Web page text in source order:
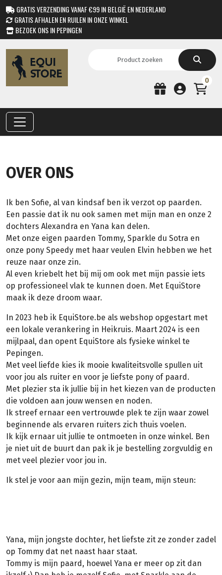
GRATIS VERZENDING VANAF €99 IN BELGIË EN NEDERLAND
GRATIS AFHALEN EN RUILEN IN ONZE WINKEL
BEZOEK ONS IN PEPINGEN
0
OVER ONS
Ik ben Sofie, al van kindsaf ben ik verzot op paarden.
Een passie dat ik nu ook samen met mijn man en onze 2
dochters Alexandra en Yana kan delen.
Met onze eigen paarden Tommy, Sparkle du Sotra en
onze pony Speedy met haar veulen Elvin hebben we het
reuze naar onze zin.
Al even kriebelt het bij mij om ook met mijn passie iets
op professioneel vlak te kunnen doen. Met EquiStore
maak ik deze droom waar.
In 2023 heb ik EquiStore.be als webshop opgestart met
een lokale verankering in Heikruis. Maart 2024 is een
mijlpaal, dan opent EquiStore als fysieke winkel te
Pepingen.
Met veel liefde kies ik mooie kwaliteitsvolle spullen uit
voor jou als ruiter en voor je liefste pony of paard.
Met plezier sta ik jullie bij in het kiezen van de producten
die voldoen aan jouw wensen en noden.
Ik streef ernaar een vertrouwde plek te zijn waar zowel
beginnende als ervaren ruiters zich thuis voelen.
Ik kijk ernaar uit jullie te ontmoeten in onze winkel. Ben
je niet uit de buurt dan pak ik je bestelling zorgvuldig en
met veel plezier voor jou in.
Ik stel je voor aan mijn gezin, mijn team, mijn steun:
Yana, mijn jongste dochter, het liefste zit ze zonder zadel
op Tommy dat net naast haar staat.
Tommy is mijn paard, hoewel Yana er meer op zit dan